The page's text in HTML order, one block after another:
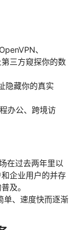
、
三方窥探你的数
隐藏你的真实
办公、跨境访
在过去两年里以
企业用户的并存
及。
单、速度快而逐渐